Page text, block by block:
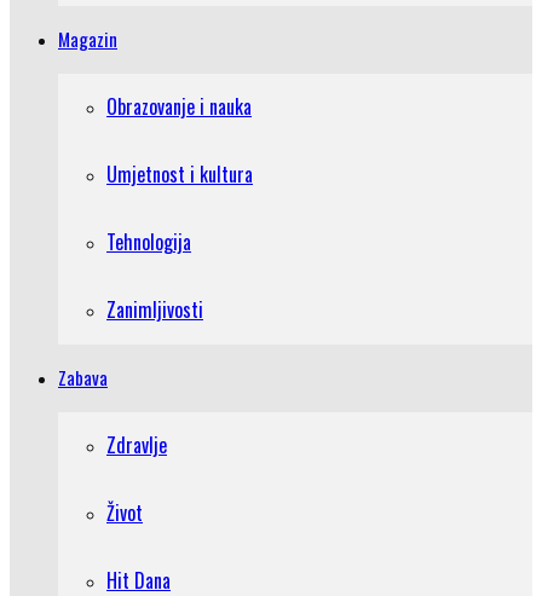
Magazin
Obrazovanje i nauka
Umjetnost i kultura
Tehnologija
Zanimljivosti
Zabava
Zdravlje
Život
Hit Dana